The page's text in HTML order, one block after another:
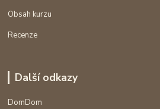
Obsah kurzu
Recenze
Další odkazy
DomDom